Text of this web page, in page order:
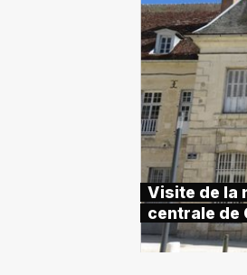
Visite de la
centrale de